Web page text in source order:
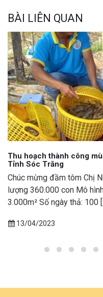
BÀI LIÊN QUAN
Thu hoạch thành công
Tỉnh Sóc Trăng
Chúc mừng đầm tôm Chị
lượng 360.000 con Mô
3.000m² Số ngày thả: 100
13/04/2023